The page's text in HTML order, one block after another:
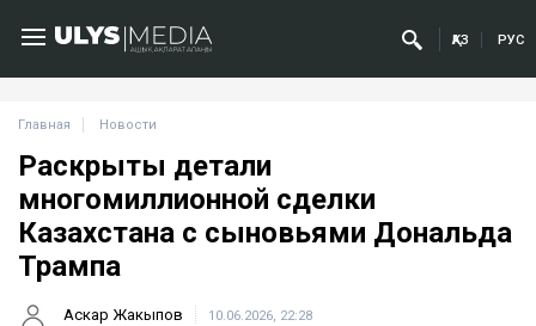
ҚАЗ РУС
Главная Новости
Раскрыты детали
многомиллионной сделки
Казахстана с сыновьями Дональда
Трампа
Аскар Жакыпов 10.06.2026, 22:28